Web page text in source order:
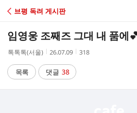
C
A
브평 독려 게시판
임영웅 조째즈 그대 내 품에
작
자
톡톡톡(서울)
작
시
간
26.07.09
조
318
목록 댓글 38